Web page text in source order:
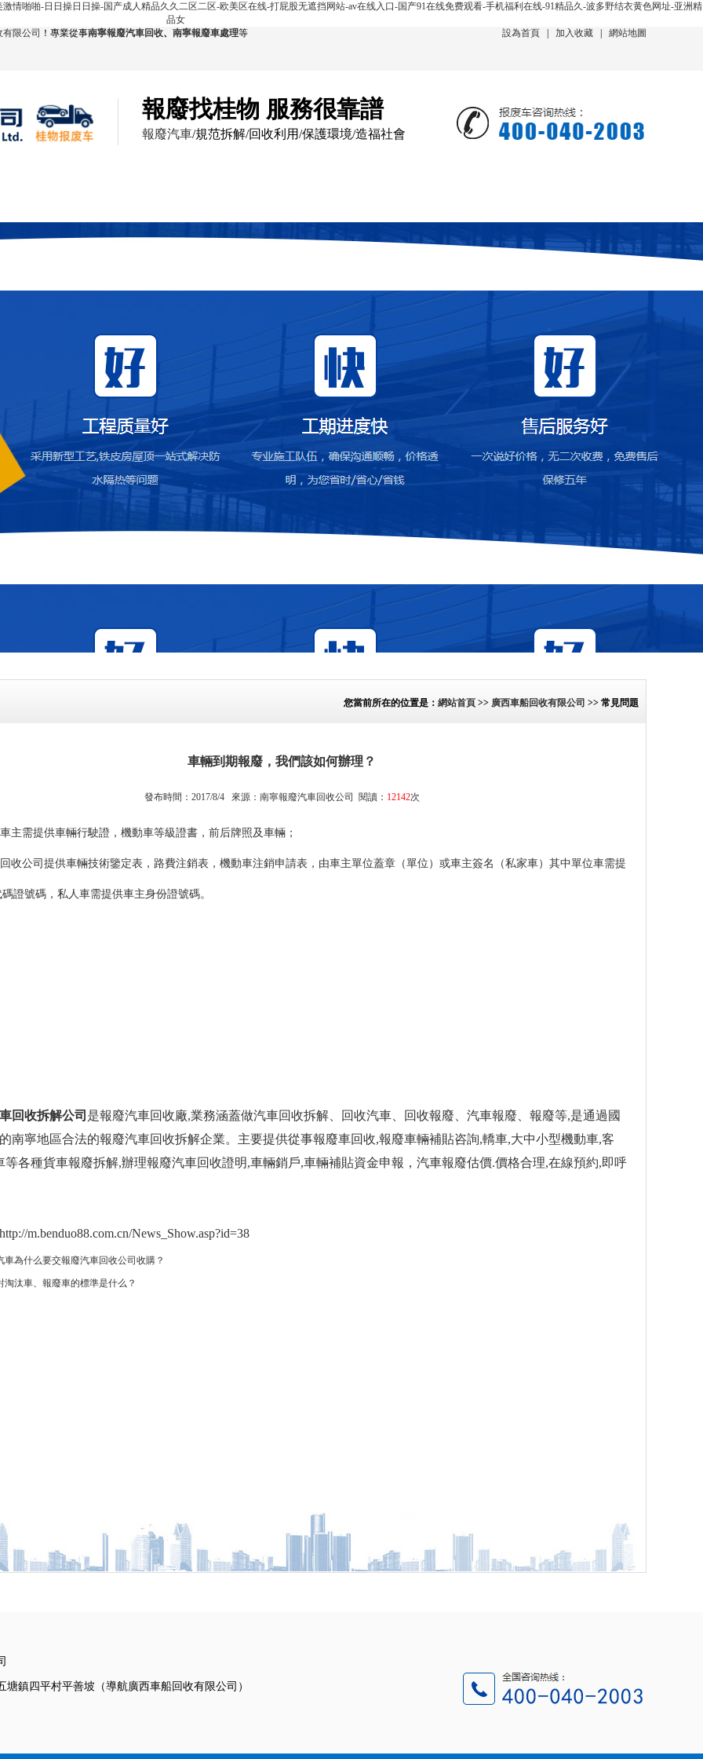
情啪啪-日日操日日操-国产成人精品久久二区二区-欧美区在线-打屁股无遮挡网站-av在线入口-国产91在线免费观看-手机福利在线-91精品久-波多野结衣黄色网址-亚洲精
品女
限公司 ！專業從事南寧報廢汽車回收、 南寧報廢車處理等 設為首頁 加入收藏 網站地圖
報廢找桂物 服務很靠譜
報廢汽車/規范拆解/回收利用/保護環境/造福社會
您當前所在的位置是： 網站首頁 >> 廣西車船回收有限公司 >> 常見問題
車輛到期報廢，我們該如何辦理？
發布時間：2017/8/4 來源： 南寧報廢汽車回收公司 閱讀： 12142次
需提供車輛行駛證，機動車等級證書，前后牌照及車輛；
司提供車輛技術鑒定表，路費注銷表，機動車注銷申請表，由車主單位蓋章（單位）或車主簽名（私家車）其中單位車需提
證號碼，私人車需提供車主身份證號碼。
回收拆解公司 是報廢汽車回收廠,業務涵蓋做汽車回收拆解、回收汽車、回收報廢、汽車報廢、報廢等,是通過國
南寧地區合法的報廢汽車回收拆解企業。主要提供從事報廢車回收,報廢車輛補貼咨詢,轎車,大中小型機動車,客
等各種貨車報廢拆解,辦理報廢汽車回收證明,車輛銷戶,車輛補貼資金申報，汽車報廢估價.價格合理,在線預約,即呼
m.benduo88.com.cn/News_Show.asp?id=38
車為什么要交報廢汽車回收公司收購？
淘汰車、報廢車的標準是什么？
塘鎮四平村平善坡（導航廣西車船回收有限公司）